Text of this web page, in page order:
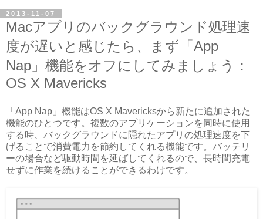
2013-11-07
Macアプリのバックグラウンド処理速
度が遅いと感じたら、まず「App
Nap」機能をオフにしてみましょう：
OS X Mavericks
「App Nap」機能はOS X Mavericksから新たに追加された
機能のひとつです。複数のアプリケーションを同時に使用
する時、バックグラウンドに隠れたアプリの処理速度を下
げることで消費電力を節約してくれる機能です。バッテリ
ーの場合など駆動時間を延ばしてくれるので、長時間充電
せずに作業を続けることができるわけです。